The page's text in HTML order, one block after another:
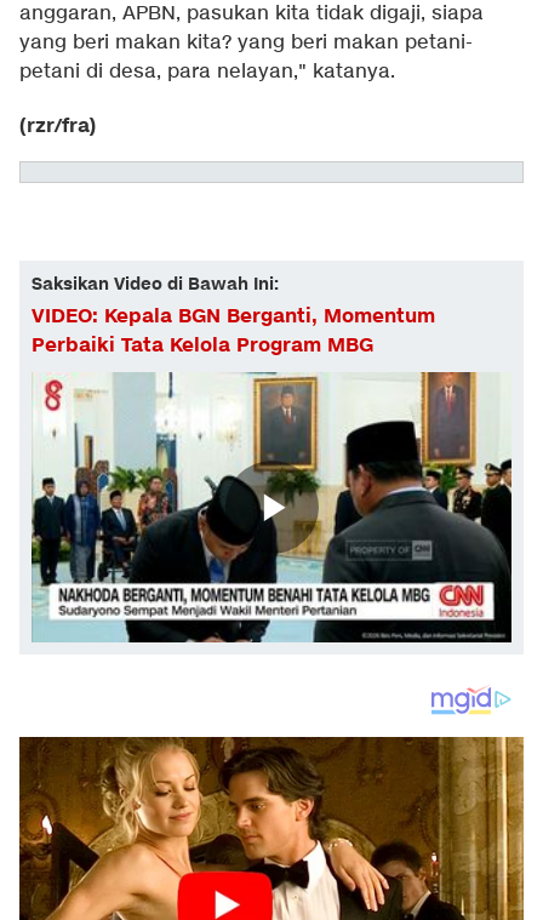
anggaran, APBN, pasukan kita tidak digaji, siapa
yang beri makan kita? yang beri makan petani-
petani di desa, para nelayan," katanya.
(rzr/fra)
Saksikan Video di Bawah Ini:
VIDEO: Kepala BGN Berganti, Momentum
Perbaiki Tata Kelola Program MBG